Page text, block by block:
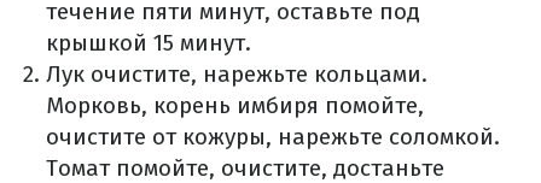
течение пяти минут, оставьте под
крышкой 15 минут.
Лук очистите, нарежьте кольцами.
Морковь, корень имбиря помойте,
очистите от кожуры, нарежьте соломкой.
Томат помойте, очистите, достаньте